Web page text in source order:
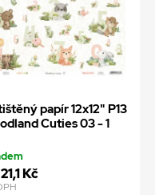
papír 12x12" P13
Cuties 03 - 1
Kč